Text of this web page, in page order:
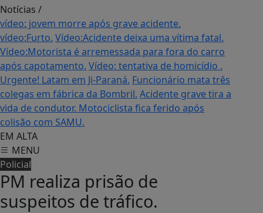
Notícias /
vídeo: jovem morre após grave acidente.
vídeo:Furto. Vídeo:Acidente deixa uma vítima fatal.
Vídeo:Motorista é arremessada para fora do carro
após capotamento. Vídeo: tentativa de homicídio .
Urgente! Latam em Ji-Paraná. Funcionário mata três
colegas em fábrica da Bombril. Acidente grave tira a
vida de condutor. Motociclista fica ferido após
colisão com SAMU.
EM ALTA
MENU
Policial
PM realiza prisão de
suspeitos de tráfico.